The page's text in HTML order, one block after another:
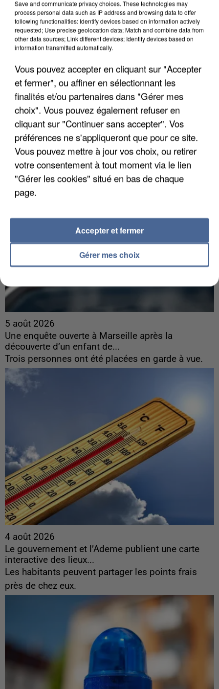
5 août 2026
L’un des fondateurs supposés de la DZ Mafia
interpellé en Algérie
Il est soupçonné d'y avoir mené ses opérations en
France.
5 août 2026
Une enquête ouverte à Marseille après la
découverte d’un enfant de...
Trois personnes ont été placées en garde à vue.
4 août 2026
Le gouvernement et l’Ademe publient une carte
interactive des lieux...
Les habitants peuvent partager les points frais
près de chez eux.
Save and communicate privacy choices. These technologies may
process personal data such as IP address and browsing data to offer
following functionalities: Identify devices based on information actively
requested; Use precise geolocation data; Match and combine data from
other data sources; Link different devices; Identify devices based on
information transmitted automatically.
Vous pouvez accepter en cliquant sur "Accepter
et fermer", ou affiner en sélectionnant les
finalités et/ou partenaires dans "Gérer mes
choix". Vous pouvez également refuser en
cliquant sur "Continuer sans accepter". Vos
préférences ne s'appliqueront que pour ce site.
Vous pouvez mettre à jour vos choix, ou retirer
votre consentement à tout moment via le lien
"Gérer les cookies" situé en bas de chaque
page.
Gérer mes choix
Accepter et fermer